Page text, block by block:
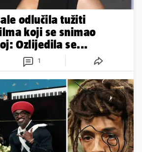
odlučila tužiti
koji se snimao
Ozlijedila se...
1